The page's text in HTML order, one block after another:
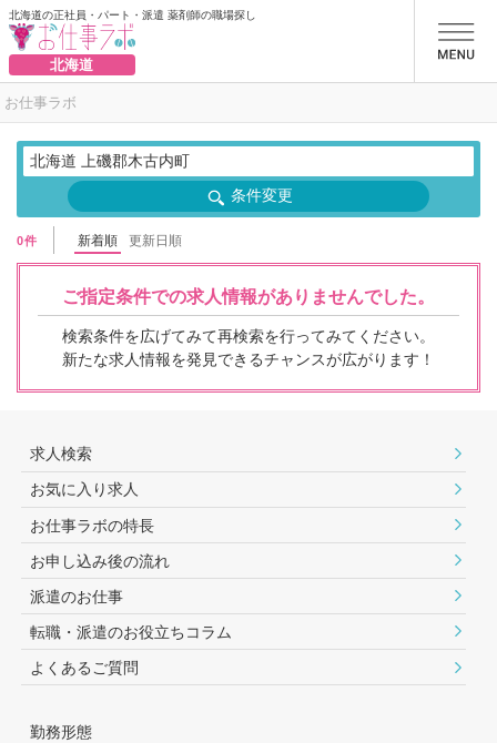
北海道の正社員・パート・派遣 薬剤師の職場探し
北海道
お仕事ラボ
北海道 上磯郡木古内町
条件変更
0件 新着順 更新日順
ご指定条件での求人情報がありませんでした。
検索条件を広げてみて再検索を行ってみてください。
新たな求人情報を発見できるチャンスが広がります！
求人検索
お気に入り求人
お仕事ラボの特長
お申し込み後の流れ
派遣のお仕事
転職・派遣のお役⽴ちコラム
よくあるご質問
勤務形態